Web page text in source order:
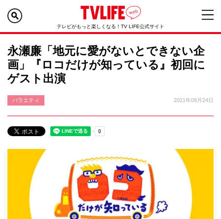
テレビがもっと楽しくなる！TV LIFE公式サイト
永瀬廉「地元に愛がないとできない企
画」『ロコだけが知っている』初回に
ゲスト出演
バラエティ 2021年09月24日